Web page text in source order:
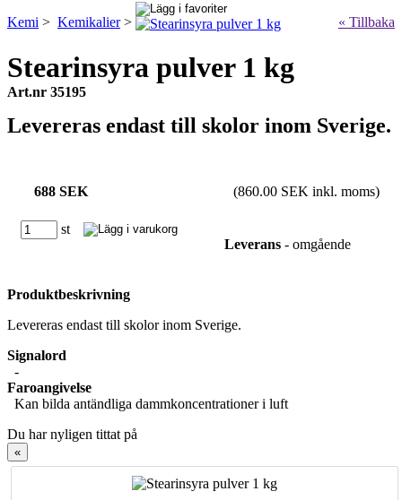
Kemi > Kemikalier> « Tillbaka
Stearinsyra pulver 1 kg
Art.nr 35195
Levereras endast till skolor inom Sverige.
688 SEK (860.00 SEK inkl. moms)
st
Leverans - omgående
Produktbeskrivning
Levereras endast till skolor inom Sverige.
Signalord
-
Faroangivelse
Kan bilda antändliga dammkoncentrationer i luft
Du har nyligen tittat på
«